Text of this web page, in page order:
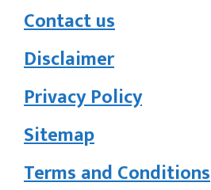
Contact us
Disclaimer
Privacy Policy
Sitemap
Terms and Conditions